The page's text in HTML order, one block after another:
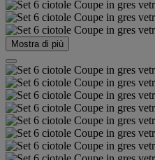
Mostra di più